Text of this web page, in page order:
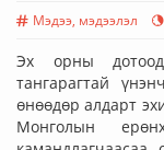
Мэдээ, мэдээлэл
Эх орны
тангарагтай
өнөөдөр алдарт
Монголын